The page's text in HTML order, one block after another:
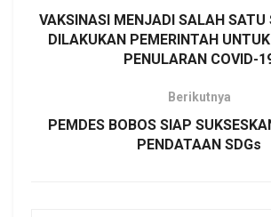
VAKSINASI MENJADI SALAH SATU
DILAKUKAN PEMERINTAH
PENULARAN COVID-
Berikutnya
PEMDES BOBOS SIAP
PENDATAAN SDGs